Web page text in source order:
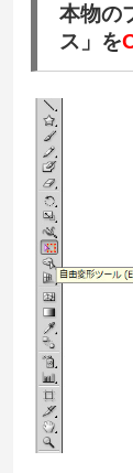
本物の
ス」を